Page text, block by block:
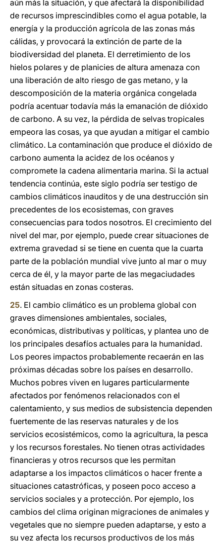
aún más la situación, y que afectará la disponibilidad
de recursos imprescindibles como el agua potable, la
energía y la producción agrícola de las zonas más
cálidas, y provocará la extinción de parte de la
biodiversidad del planeta. El derretimiento de los
hielos polares y de planicies de altura amenaza con
una liberación de alto riesgo de gas metano, y la
descomposición de la materia orgánica congelada
podría acentuar todavía más la emanación de dióxido
de carbono. A su vez, la pérdida de selvas tropicales
empeora las cosas, ya que ayudan a mitigar el cambio
climático. La contaminación que produce el dióxido de
carbono aumenta la acidez de los océanos y
compromete la cadena alimentaria marina. Si la actual
tendencia continúa, este siglo podría ser testigo de
cambios climáticos inauditos y de una destrucción sin
precedentes de los ecosistemas, con graves
consecuencias para todos nosotros. El crecimiento del
nivel del mar, por ejemplo, puede crear situaciones de
extrema gravedad si se tiene en cuenta que la cuarta
parte de la población mundial vive junto al mar o muy
cerca de él, y la mayor parte de las megaciudades
están situadas en zonas costeras.
25. El cambio climático es un problema global con
graves dimensiones ambientales, sociales,
económicas, distributivas y políticas, y plantea uno de
los principales desafíos actuales para la humanidad.
Los peores impactos probablemente recaerán en las
próximas décadas sobre los países en desarrollo.
Muchos pobres viven en lugares particularmente
afectados por fenómenos relacionados con el
calentamiento, y sus medios de subsistencia dependen
fuertemente de las reservas naturales y de los
servicios ecosistémicos, como la agricultura, la pesca
y los recursos forestales. No tienen otras actividades
financieras y otros recursos que les permitan
adaptarse a los impactos climáticos o hacer frente a
situaciones catastróficas, y poseen poco acceso a
servicios sociales y a protección. Por ejemplo, los
cambios del clima originan migraciones de animales y
vegetales que no siempre pueden adaptarse, y esto a
su vez afecta los recursos productivos de los más